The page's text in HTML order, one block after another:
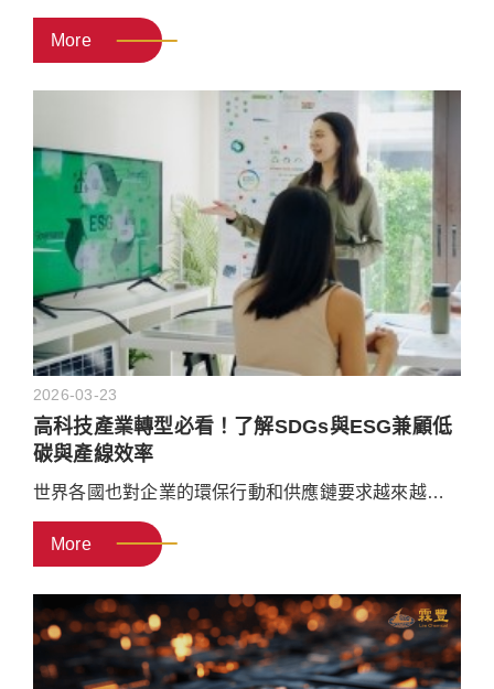
機，一天的損失高達數十萬元嗎？又或者是建築物給
排水系統漏水不斷，消防管路在最後驗收時屢次被退
件？都是因為配管工程的細節處理不夠嚴謹所造成
的。本文將帶你了解配管工程的常見類型、施工注意
事項，以及如何挑選具備專業能力的配管工程廠商，
幫助企業提早預防潛在的作業風險
More
2026-03-23
高科技產業轉型必看！了解SDGs與ESG兼顧低
碳與產線效率
世界各國也對企業的環保行動和供應鏈要求越來越嚴
格，SDGs和ESG不再只是企業形象口號。接下來，帶
你看懂什麼是「SDGs永續發展目標」？跟「ESG永續
發展」又有什麼關係？
也看看企業實務上可以怎麼
做。
More